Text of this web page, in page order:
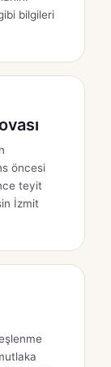
bilgileri
öncesi
teyit
İzmit